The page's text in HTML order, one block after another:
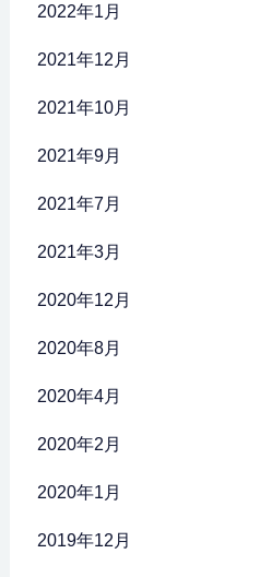
2022年1月
2021年12月
2021年10月
2021年9月
2021年7月
2021年3月
2020年12月
2020年8月
2020年4月
2020年2月
2020年1月
2019年12月